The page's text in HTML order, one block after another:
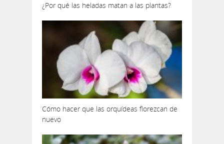
¿Por qué las heladas matan a las plantas?
Cómo hacer que las orquídeas florezcan de
nuevo